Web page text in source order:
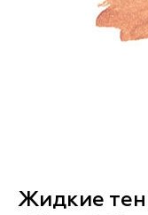
Жидкие